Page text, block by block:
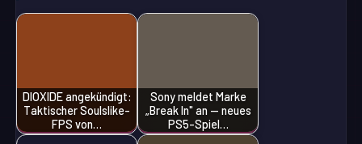
DIOXIDE angekündigt:
Taktischer Soulslike-
FPS von…
Sony meldet Marke
„Break In" an — neues
PS5-Spiel…